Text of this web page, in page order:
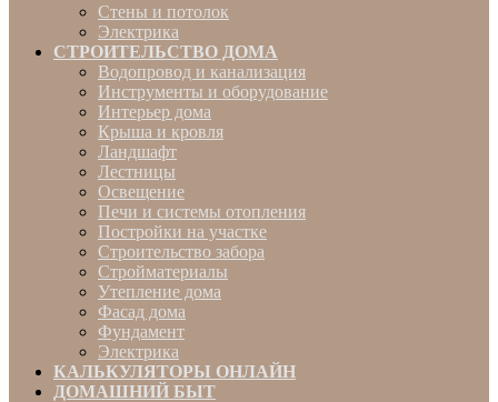
Стены и потолок
Электрика
СТРОИТЕЛЬСТВО ДОМА
Водопровод и канализация
Инструменты и оборудование
Интерьер дома
Крыша и кровля
Ландшафт
Лестницы
Освещение
Печи и системы отопления
Постройки на участке
Строительство забора
Стройматериалы
Утепление дома
Фасад дома
Фундамент
Электрика
КАЛЬКУЛЯТОРЫ ОНЛАЙН
ДОМАШНИЙ БЫТ